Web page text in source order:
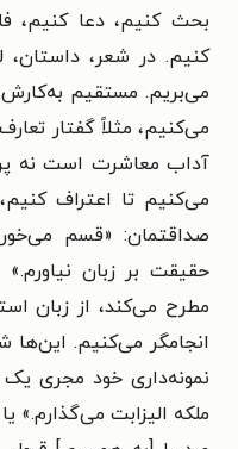
بحث کنیم، دعا کنیم،
کنیم. در شعر، داستان،
می‌بریم. مستقیم به‌کارش
می‌کنیم، مثلاً گفتار
آداب معاشرت است نه
می‌کنیم تا اعتراف
صداقتمان: «قسم
حقیقت بر زبان
مطرح می‌کند، از زبان
انجامگر می‌کنیم.
نمونه‌داری خود مجری
ملکه الیزابت می‌گذارم.»